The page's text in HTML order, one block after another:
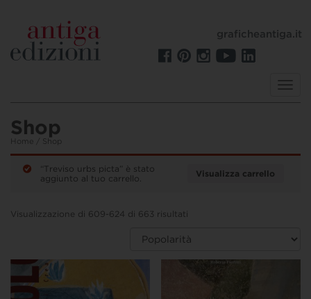
graficheantiga.it
Shop
Home / Shop
Visualizza carrello
“Treviso urbs picta” è stato
aggiunto al tuo carrello.
Visualizzazione di 609-624 di 663 risultati